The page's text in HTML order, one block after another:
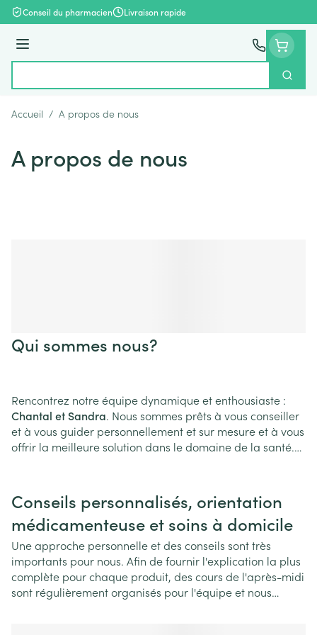
Aller au contenu
Conseil du pharmacien Livraison rapide
Menu
Accueil / A propos de nous
A propos de nous
Qui sommes nous?
Rencontrez notre équipe dynamique et enthousiaste :
Chantal et Sandra. Nous sommes prêts à vous conseiller
et à vous guider personnellement et sur mesure et à vous
offrir la meilleure solution dans le domaine de la santé.
autre prestataire de soins.
En plus des médicaments, nous proposons une vaste
gamme de produits comprenant l'homéopathie, les
compléments alimentaires, les préparations
pharmaceutiques et domestiques, les produits de soins,
les équipements de soins à domicile et bien plus encore.
Nous sommes heureux de vous accueillir en pharmacie,
Conseils personnalisés, orientation
médicamenteuse et soins à domicile
Une approche personnelle et des conseils sont très
importants pour nous. Afin de fournir l'explication la plus
complète pour chaque produit, des cours de l'après-midi
sont régulièrement organisés pour l'équipe et nous